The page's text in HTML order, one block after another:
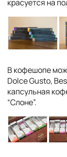
красуется на
В кофешопе
Dolce Gusto,
капсульная
“Слоне”.